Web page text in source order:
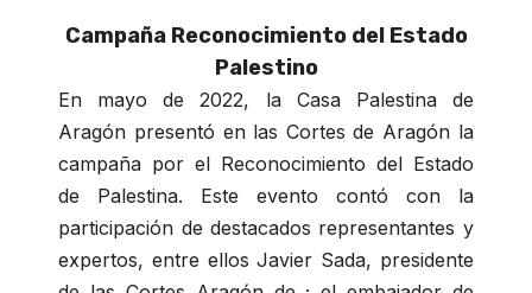
Campaña Reconocimiento del Estado
Palestino
En mayo de 2022, la Casa Palestina de
Aragón presentó en las Cortes de Aragón la
campaña por el Reconocimiento del Estado
de Palestina. Este evento contó con la
participación de destacados representantes y
expertos, entre ellos Javier Sada, presidente